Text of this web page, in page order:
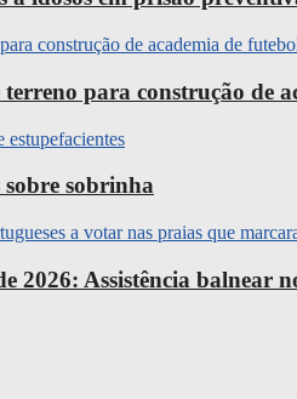
para construção de
sobre sobrinha
2026: Assistência balnear